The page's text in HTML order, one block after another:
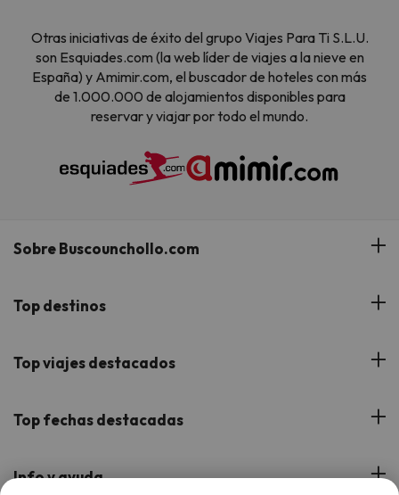
Otras iniciativas de éxito del grupo Viajes Para Ti S.L.U.
son Esquiades.com (la web líder de viajes a la nieve en
España) y Amimir.com, el buscador de hoteles con más
de 1.000.000 de alojamientos disponibles para
reservar y viajar por todo el mundo.
Sobre Buscounchollo.com
¿Quiénes somos?
Buscounchollo en los medios
Proveedores
Top destinos
Hoteles Andalucía
Hoteles Cataluña
Top viajes destacados
Viajes con Niños
Top fechas destacadas
Verano
Info y ayuda